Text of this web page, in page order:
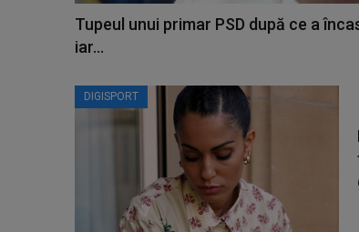
Tupeul unui primar PSD după ce a
iar...
DIGISPORT